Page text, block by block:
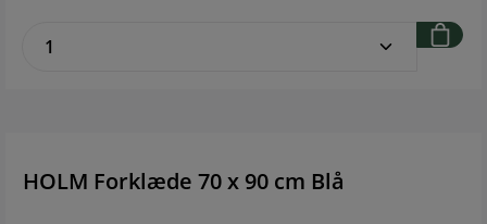
HOLM Forklæde 70 x 90 cm Blå